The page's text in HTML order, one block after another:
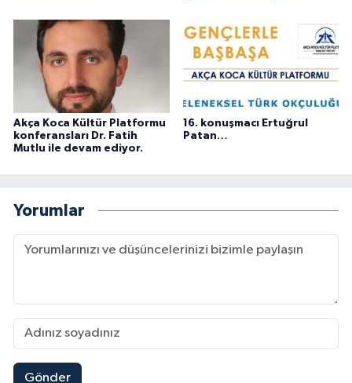
Akça Koca Kültür Platformu
konferansları Dr. Fatih
Mutlu ile devam ediyor.
16. konuşmacı Ertuğrul
Patan…
Yorumlar
Gönder